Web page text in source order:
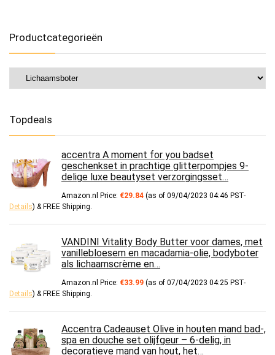
Productcategorieën
Topdeals
accentra A moment for you badset
geschenkset in prachtige glitterpompjes 9-
delige luxe beautyset verzorgingsset…
Amazon.nl Price: €29.84 (as of 09/04/2023 04:46 PST-
Details) & FREE Shipping
VANDINI Vitality Body Butter voor dames, met
vanillebloesem en macadamia-olie, bodyboter
als lichaamscrème en…
Amazon.nl Price: €33.99 (as of 07/04/2023 04:25 PST-
Details) & FREE Shipping
Accentra Cadeauset Olive in houten mand bad-,
spa en douche set olijfgeur – 6-delig, in
decoratieve mand van hout, het…